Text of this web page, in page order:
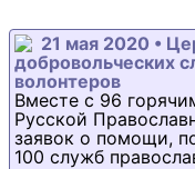
21 мая 2020 •
добровольческих
волонтеров
Вместе с 96
Русской
заявок о помощи,
100 служб